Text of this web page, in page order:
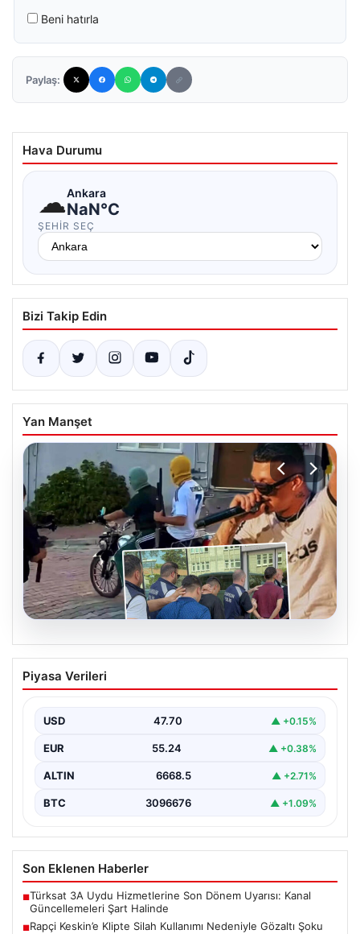
Beni hatırla
Paylaş:
Hava Durumu
☁Ankara
NaN°C
ŞEHIR SEÇ
Bizi Takip Edin
Yan Manşet
06.08.2026
Rapçi Keskin’e Klipte Silah Kullanımı
Nedeniyle Gözaltı Şoku
gerçekleştirdiği klip çekimi sırasında silah kullanımı…
Piyasa Verileri
USD 47.70 ▲ +0.15%
EUR 55.24 ▲ +0.38%
ALTIN 6668.5 ▲ +2.71%
BTC 3096676 ▲ +1.09%
Son Eklenen Haberler
■Türksat 3A Uydu Hizmetlerine Son Dönem Uyarısı: Kanal
Güncellemeleri Şart Halinde
■Rapçi Keskin’e Klipte Silah Kullanımı Nedeniyle Gözaltı Şoku